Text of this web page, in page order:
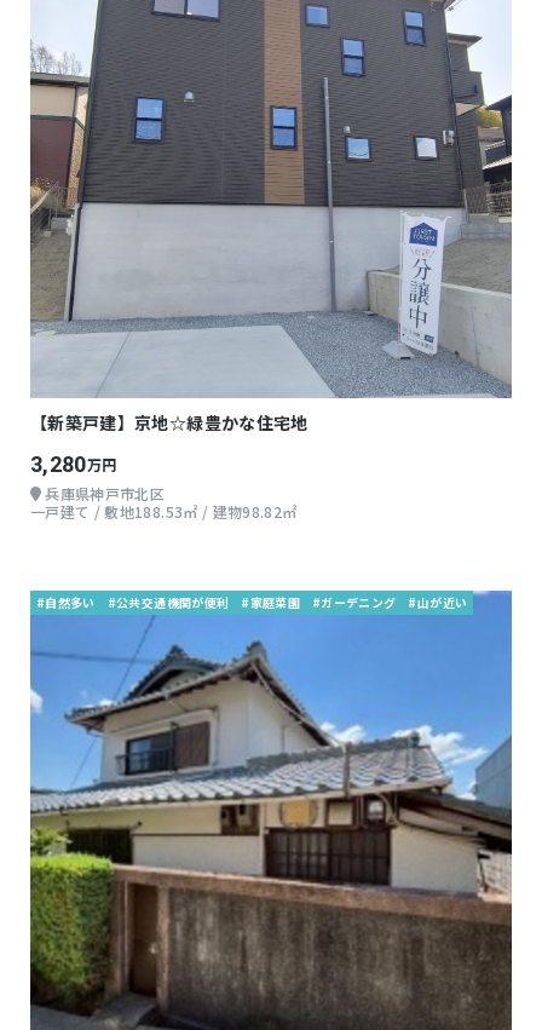
【新築戸建】京地☆緑豊かな住宅地
3,280万円
兵庫県神戸市北区
一戸建て / 敷地188.53㎡ / 建物98.82㎡
#自然多い #公共交通機関が便利 #家庭菜園 #ガーデニング #山が近い